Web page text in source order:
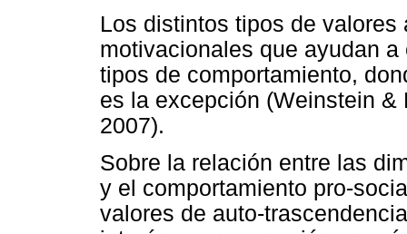
Los distintos tipos de
motivacionales que ayudan
tipos de comportamiento,
es la excepción (Weinstein
2007).
Sobre la relación entre las
y el comportamiento pro-
valores de auto-